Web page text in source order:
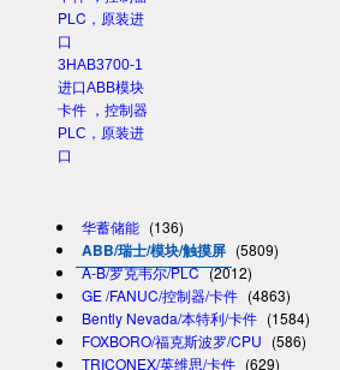
3HAB3700-1
进口ABB模块
卡件 ，控制器
PLC，原装进
口
华蓄储能 (136)
ABB/瑞士/模块/触摸屏 (5809)
A-B/罗克韦尔/PLC (2012)
GE /FANUC/控制器/卡件 (4863)
Bently Nevada/本特利/卡件 (1584)
FOXBORO/福克斯波罗/CPU (586)
TRICONEX/英维思/卡件 (629)